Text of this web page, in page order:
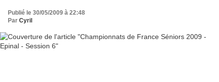
Publié le 30/05/2009 à 22:48
Par Cyril